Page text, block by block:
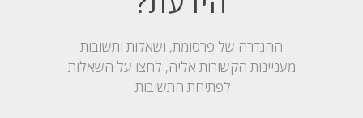
ההגדרה של פרסומת, ושאלות ותשובות
מעניינות הקשורות אליה, לחצו על השאלות
לפתיחת התשובות.